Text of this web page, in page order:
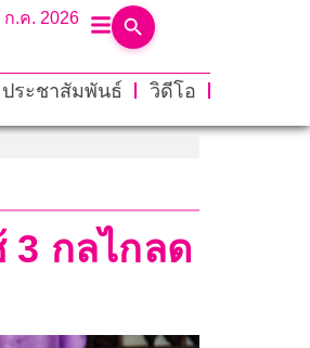
ก.ค. 2026
ประชาสัมพันธ์
วิดีโอ
3 กลไกลด